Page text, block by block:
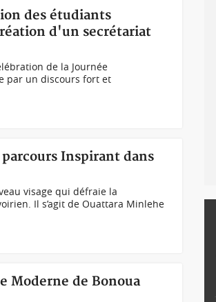
des étudiants
d'un secrétariat
de la Journée
par un discours fort et
Inspirant dans
visage qui défraie la
Il s’agit de Ouattara Minlehe
Moderne de Bonoua